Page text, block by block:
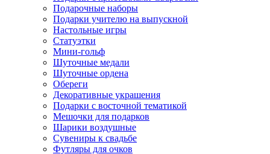
Подарочные наборы
Подарки учителю на выпускной
Настольные игры
Статуэтки
Мини-гольф
Шуточные медали
Шуточные ордена
Обереги
Декоративные украшения
Подарки с восточной тематикой
Мешочки для подарков
Шарики воздушные
Сувениры к свадьбе
Футляры для очков